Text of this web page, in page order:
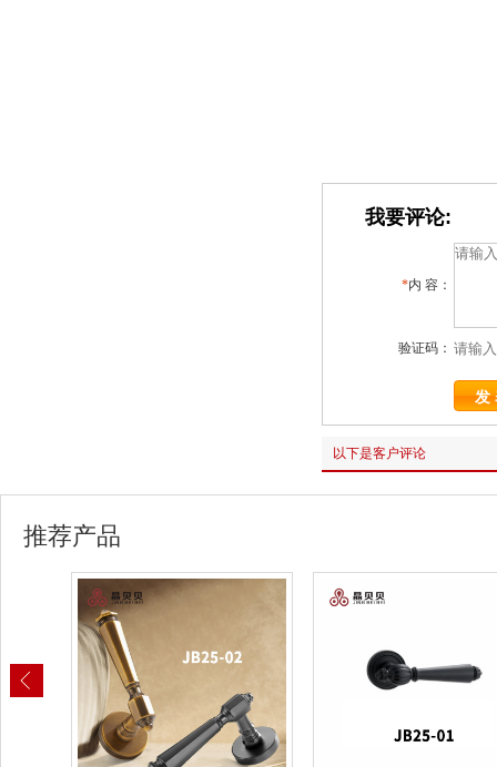
我要评论:
*内 容：
验证码：
以下是客户评论
推荐产品